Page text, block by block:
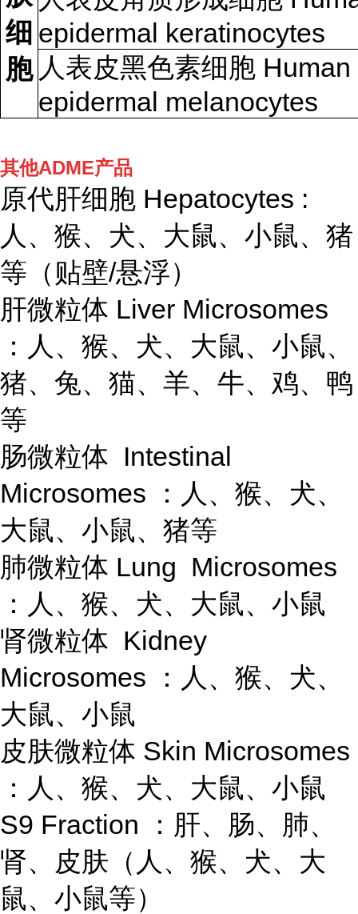
细
胞
epidermal keratinocytes
人表皮黑色素细胞 Human
epidermal melanocytes
其他ADME产品
原代肝细胞 Hepatocytes :
人、猴、犬、大鼠、小鼠、猪
等（贴壁/悬浮）
肝微粒体 Liver Microsomes
：人、猴、犬、大鼠、小鼠、
猪、兔、猫、羊、牛、鸡、鸭
等
肠微粒体 Intestinal
Microsomes ：人、猴、犬、
大鼠、小鼠、猪等
肺微粒体 Lung Microsomes
：人、猴、犬、大鼠、小鼠
肾微粒体 Kidney
Microsomes ：人、猴、犬、
大鼠、小鼠
皮肤微粒体 Skin Microsomes
：人、猴、犬、大鼠、小鼠
S9 Fraction ：肝、肠、肺、
肾、皮肤（人、猴、犬、大
鼠、小鼠等）